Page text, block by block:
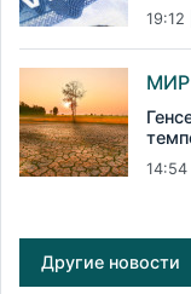
19:12
МИР
Другие новости